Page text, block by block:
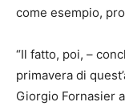
come esempio,
“Il fatto, poi, –
primavera di
Giorgio Fornasier